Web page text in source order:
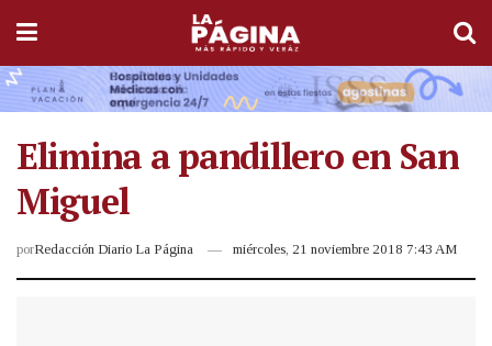
Elimina a pandillero en San
Miguel
porRedacción Diario La Página miércoles, 21 noviembre 2018 7:43 AM